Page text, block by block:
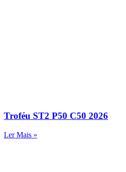
Troféu ST2 P50 C50 2026
Ler Mais »